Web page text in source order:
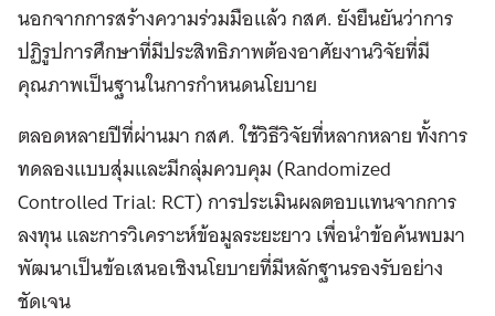
นอกจากการสร้างความร่วมมือแล้ว กสศ. ยังยืนยันว่าการ
ปฏิรูปการศึกษาที่มีประสิทธิภาพต้องอาศัยงานวิจัยที่มี
คุณภาพเป็นฐานในการกำหนดนโยบาย
ตลอดหลายปีที่ผ่านมา กสศ. ใช้วิธีวิจัยที่หลากหลาย ทั้งการ
ทดลองแบบสุ่มและมีกลุ่มควบคุม (Randomized
Controlled Trial: RCT) การประเมินผลตอบแทนจากการ
ลงทุน และการวิเคราะห์ข้อมูลระยะยาว เพื่อนำข้อค้นพบมา
พัฒนาเป็นข้อเสนอเชิงนโยบายที่มีหลักฐานรองรับอย่าง
ชัดเจน